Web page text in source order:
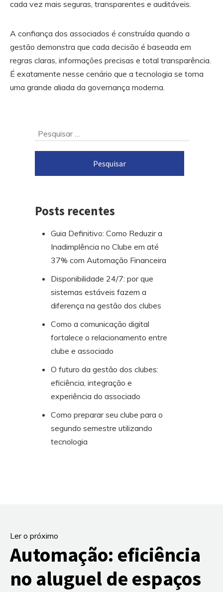
cada vez mais seguras, transparentes e auditáveis.
A confiança dos associados é construída quando a
gestão demonstra que cada decisão é baseada em
regras claras, informações precisas e total transparência.
É exatamente nesse cenário que a tecnologia se torna
uma grande aliada da governança moderna.
Pesquisar
Posts recentes
Guia Definitivo: Como Reduzir a
Inadimplência no Clube em até
37% com Automação Financeira
Disponibilidade 24/7: por que
sistemas estáveis fazem a
diferença na gestão dos clubes
Como a comunicação digital
fortalece o relacionamento entre
clube e associado
O futuro da gestão dos clubes:
eficiência, integração e
experiência do associado
Como preparar seu clube para o
segundo semestre utilizando
tecnologia
Ler o próximo
Automação: eficiência
no aluguel de espaços